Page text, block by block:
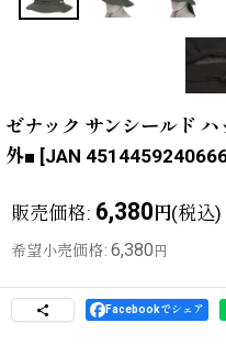
ゼナック サンシールド
外■ [JAN
販売価格: 6,380円(税込)
希望小売価格: 6,380 円
Facebookでシェア